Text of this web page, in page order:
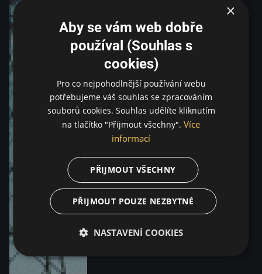
×
Aby se vám web dobře
používal (Souhlas s
cookies)
Pro co nejpohodlnější používání webu
potřebujeme váš souhlas se zpracováním
souborů cookies. Souhlas udělíte kliknutím
na tlačítko "Přijmout všechny". Více
informací
PŘIJMOUT VŠECHNY
PŘIJMOUT POUZE NEZBYTNÉ
NASTAVENÍ COOKIES